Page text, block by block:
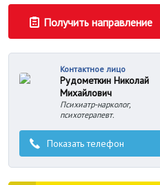
Получить направление
Контактное лицо
Рудометкин Николай
Михайлович
Психиатр-нарколог,
психотерапевт.
Показать телефон